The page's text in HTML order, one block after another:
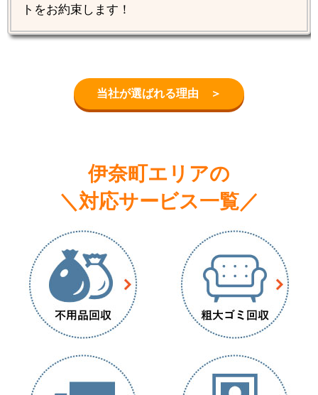
トをお約束します！
当社が選ばれる理由 ＞
伊奈町エリアの
＼対応サービス一覧／